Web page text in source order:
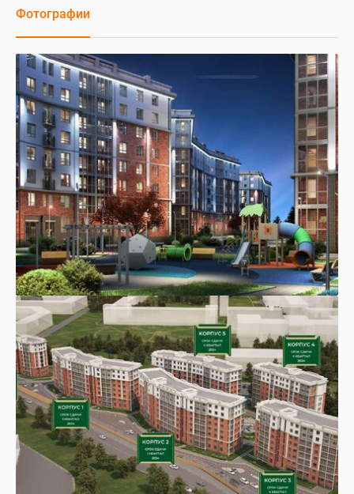
Фотографии